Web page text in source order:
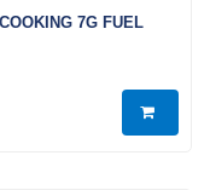
7G FUEL